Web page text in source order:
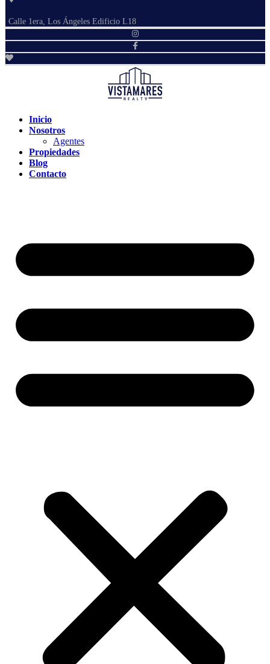
Calle 1era, Los Ángeles Edificio L18
Inicio
Nosotros
Agentes
Propiedades
Blog
Contacto